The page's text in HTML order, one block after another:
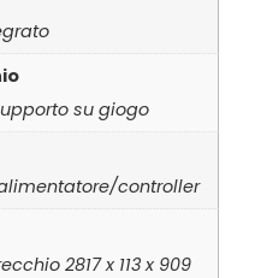
su giogo
controller
2817 x 113 x 909